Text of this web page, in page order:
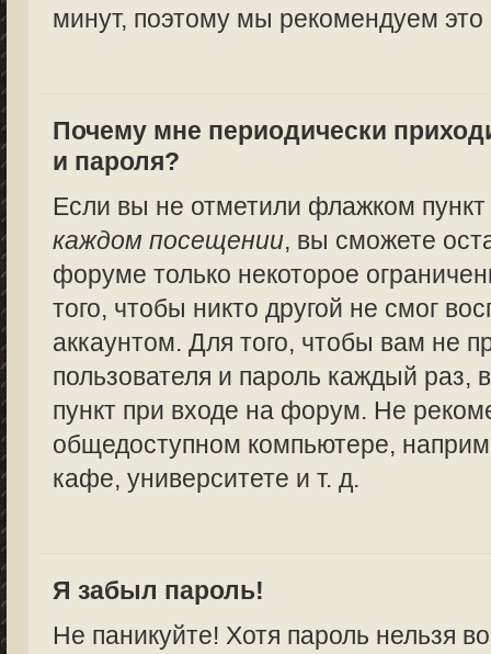
минут, поэтому мы рекомендуем это
Почему мне периодически
и пароля?
Если вы не отметили флажком
каждом посещении, вы сможете
форуме только некоторое
того, чтобы никто другой не смог
аккаунтом. Для того, чтобы вам не
пользователя и пароль каждый
пункт при входе на форум. Не
общедоступном компьютере,
кафе, университете и т. д.
Я забыл пароль!
Не паникуйте! Хотя пароль нельзя